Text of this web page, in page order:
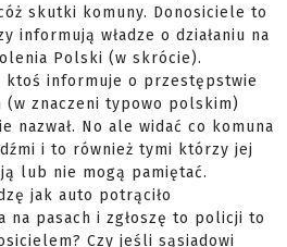
skutki komuny. Donosiciele to
informują władze o działaniu na
Polski (w skrócie).
ktoś informuje o przestępstwie
(w znaczeni typowo polskim)
nazwał. No ale widać co komuna
i to również tymi którzy jej
lub nie mogą pamiętać.
jak auto potrąciło
na pasach i zgłoszę to policji to
Czy jeśli sąsiadowi